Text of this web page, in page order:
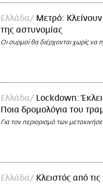
Ελλάδα
Μετρό:
της αστυνομίας
Οι συρμοί θα διέρχονται χωρίς
Ελλάδα
Lockdown:
Ποια δρομολόγια του
Για τον περιορισμό των
Ελλάδα
Κλειστός από